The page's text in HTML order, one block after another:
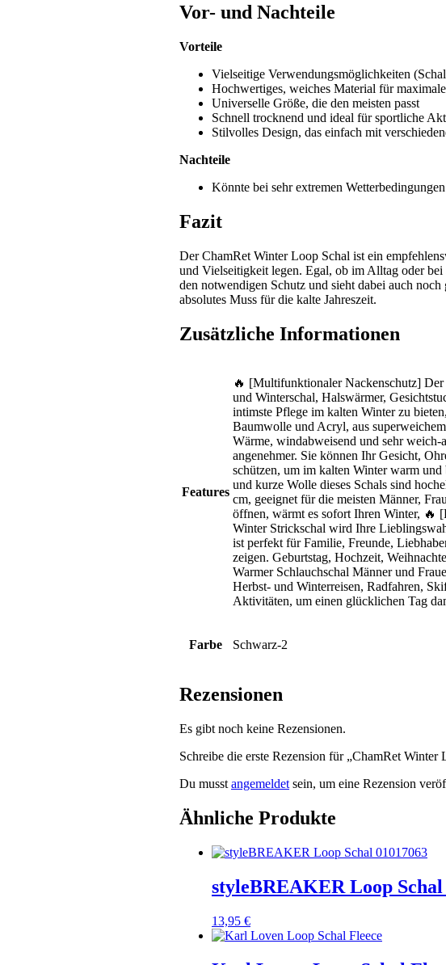
Vor- und Nachteile
Vorteile
Vielseitige Verwendungsmöglichkeiten
Hochwertiges, weiches Material für
Universelle Größe, die den meisten passt
Schnell trocknend und ideal für sportliche
Stilvolles Design, das einfach mit
Nachteile
Könnte bei sehr extremen
Fazit
Der ChamRet Winter Loop Schal ist ein
und Vielseitigkeit legen. Egal, ob im Alltag oder
den notwendigen Schutz und sieht dabei auch
absolutes Muss für die kalte Jahreszeit.
Zusätzliche Informationen
Features
🔥 [Multifunktionaler Nackenschutz]
und Winterschal, Halswärmer,
intimste Pflege im kalten Winter zu
Baumwolle und Acryl, aus
Wärme, windabweisend und sehr weich-
angenehmer. Sie können Ihr Gesicht,
schützen, um im kalten Winter warm
und kurze Wolle dieses Schals sind
cm, geeignet für die meisten Männer,
öffnen, wärmt es sofort Ihren Winter, 🔥
Winter Strickschal wird Ihre
ist perfekt für Familie, Freunde,
zeigen. Geburtstag, Hochzeit,
Warmer Schlauchschal Männer und
Herbst- und Winterreisen, Radfahren,
Aktivitäten, um einen glücklichen Tag
Farbe Schwarz-2
Rezensionen
Es gibt noch keine Rezensionen.
Schreibe die erste Rezension für „ChamRet
Du musst angemeldet sein, um eine Rezension
Ähnliche Produkte
styleBREAKER Loop Schal
13,95 €